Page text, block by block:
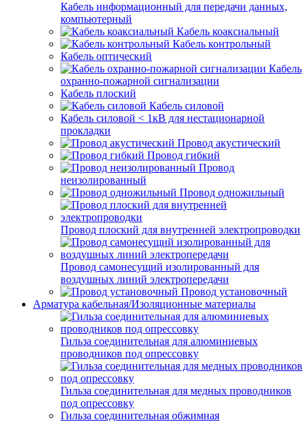
Кабель информационный для передачи данных,
компьютерный
Кабель коаксиальный
Кабель контрольный
Кабель оптический
Кабель
охранно-пожарной сигнализации
Кабель плоский
Кабель силовой
Кабель силовой < 1кВ для нестационарной
прокладки
Провод акустический
Провод гибкий
Провод
неизолированный
Провод одножильный
Провод плоский для внутренней электропроводки
Провод самонесущий изолированный для
воздушных линий электропередачи
Провод установочный
Арматура кабельная/Изоляционные материалы
Гильза соединительная для алюминиевых
проводников под опрессовку
Гильза соединительная для медных проводников
под опрессовку
Гильза соединительная обжимная